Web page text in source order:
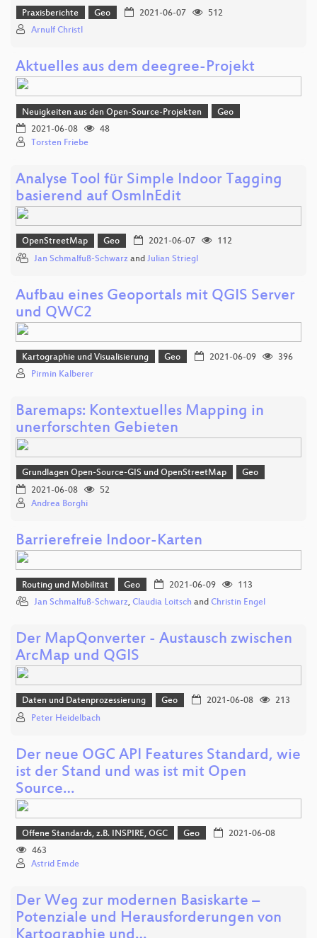
Praxisberichte Geo 2021-06-07
512
Arnulf Christl
Aktuelles aus dem deegree-Projekt
Neuigkeiten aus den Open-Source-Projekten
Geo
2021-06-08
48
Torsten Friebe
Analyse Tool für Simple Indoor Tagging
basierend auf OsmInEdit
OpenStreetMap Geo 2021-06-07
112
Jan Schmalfuß-Schwarz and Julian Striegl
Aufbau eines Geoportals mit QGIS Server
und QWC2
Kartographie und Visualisierung Geo 2021-06-09
396
Pirmin Kalberer
Baremaps: Kontextuelles Mapping in
unerforschten Gebieten
Grundlagen Open-Source-GIS und OpenStreetMap
Geo
2021-06-08
52
Andrea Borghi
Barrierefreie Indoor-Karten
Routing und Mobilität Geo 2021-06-09
113
Jan Schmalfuß-Schwarz, Claudia Loitsch and Christin Engel
Der MapQonverter - Austausch zwischen
ArcMap und QGIS
Daten und Datenprozessierung Geo 2021-06-08
213
Peter Heidelbach
Der neue OGC API Features Standard, wie
ist der Stand und was ist mit Open
Source…
Offene Standards, z.B. INSPIRE, OGC Geo
2021-06-08
463
Astrid Emde
Der Weg zur modernen Basiskarte –
Potenziale und Herausforderungen von